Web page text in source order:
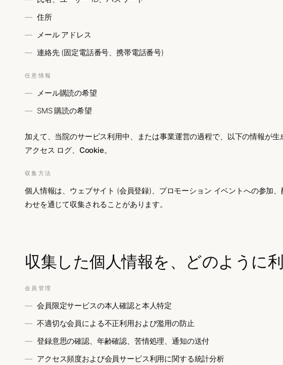
住所
メール アドレス
連絡先 (固定電話番号、携帯電話番号)
任意情報
メール購読の希望
SMS 購読の希望
加えて、当院のサービス利用中、または事業運営の過程で、以下の情報が
アクセス ログ、Cookie。
収集方法
個人情報は、ウェブサイト (会員登録)、プロモーション イベントへの参加
わせを通じて収集されることがあります。
収集した個人情報を、どのように利
会員管理
会員限定サービスの本人確認と本人特定
不適切な会員による不正利用および濫用の防止
登録意思の確認、年齢確認、苦情処理、通知の送付
アクセス頻度および会員サービス利用に関する統計分析